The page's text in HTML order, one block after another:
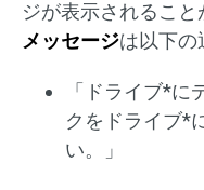
ジが表示されること
メッセージは以下の
「ドライブ*に
クをドライブ*
い。」